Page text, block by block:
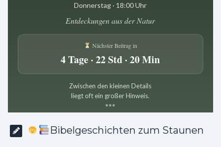
Donnerstag · 18:00 Uhr
Entdeckungen aus der Natur
Nächster Beitrag in
4 Tage · 22 Std · 20 Min
Zwischen den kleinen Details
liegt oft ein großer Hinweis.
***
Bibelgeschichten zum Staunen